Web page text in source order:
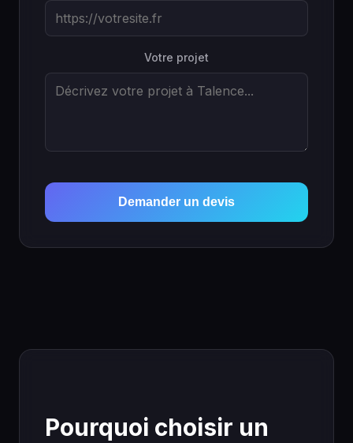
Votre projet
Demander un devis
Pourquoi choisir un